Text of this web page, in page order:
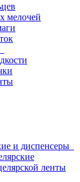
мелочей
и диспенсеры
ленты